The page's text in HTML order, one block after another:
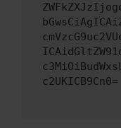
c2UKICB9Cn0=